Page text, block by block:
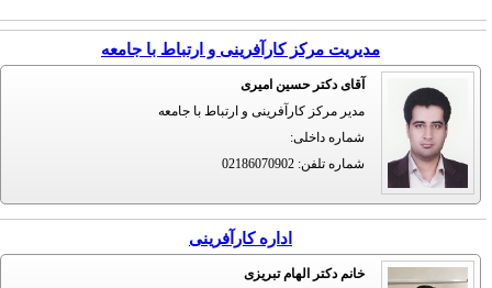
مدیریت مرکز کارآفرینی و ارتباط با جامعه
آقای دکتر حسین امیری
مدیر مرکز کارآفرینی و ارتباط با جامعه
شماره داخلی:
شماره تلفن:
02186070902
اداره کارآفرینی
خانم دکتر الهام تبریزی